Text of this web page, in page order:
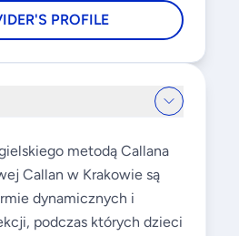
PROFILE
metodą Callana
Callan w Krakowie są
dynamicznych i
podczas których dzieci